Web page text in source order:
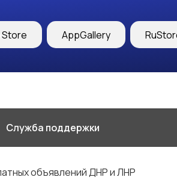
AppGallery
Служба поддержки
объявлений ДНР и ЛНР